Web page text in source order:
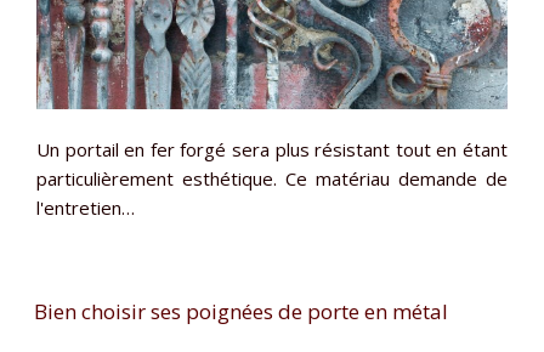
Un portail en fer forgé sera plus résistant tout en étant
particulièrement esthétique. Ce matériau demande de
l'entretien…
Bien choisir ses poignées de porte en métal